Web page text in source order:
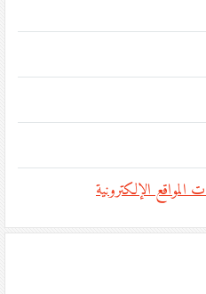
المواقع الإلكترونية